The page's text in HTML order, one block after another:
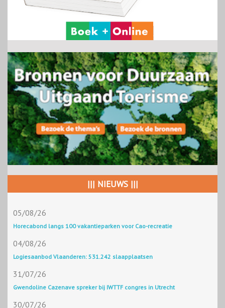
||| NIEUWS |||
05/08/26
Horecabond langs 100 vakantieparken voor Cao-recreatie
04/08/26
Logiesaanbod Vlaanderen: 531.242 slaapplaatsen
31/07/26
Gwendoline Cazenave spreker bij IWTTF congres in Utrecht
30/07/26